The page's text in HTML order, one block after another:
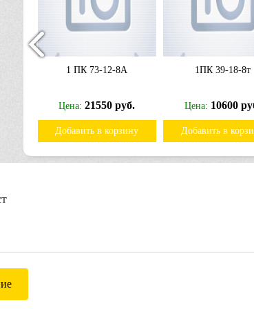
1 ПК 73-12-8А
Цена:21550 руб.
Добавить в корзину
1ПК 39-18-8т
Цена: 10600
Добавить в